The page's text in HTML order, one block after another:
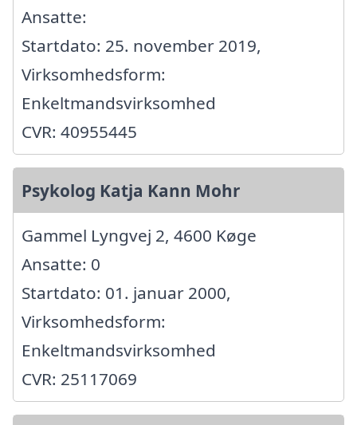
Ansatte:
Startdato: 25. november 2019,
Virksomhedsform:
Enkeltmandsvirksomhed
CVR: 40955445
Psykolog Katja Kann Mohr
Gammel Lyngvej 2, 4600 Køge
Ansatte: 0
Startdato: 01. januar 2000,
Virksomhedsform:
Enkeltmandsvirksomhed
CVR: 25117069